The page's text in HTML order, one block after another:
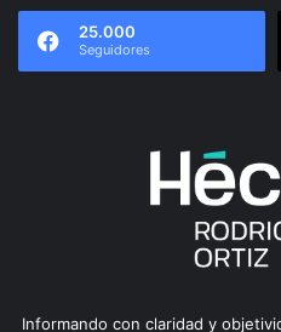
25.000
Seguidores
Informando con claridad y